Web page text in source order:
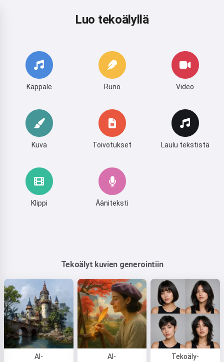
Luo tekoälyllä
Kappale Runo Video
Kuva Toivotukset Laulu tekstistä
Klippi Ääniteksti
Tekoälyt kuvien generointiin
AI-
AI-
Tekoäly-